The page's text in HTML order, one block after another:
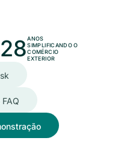
28ANOS
SIMPLIFICANDO O
COMÉRCIO
EXTERIOR